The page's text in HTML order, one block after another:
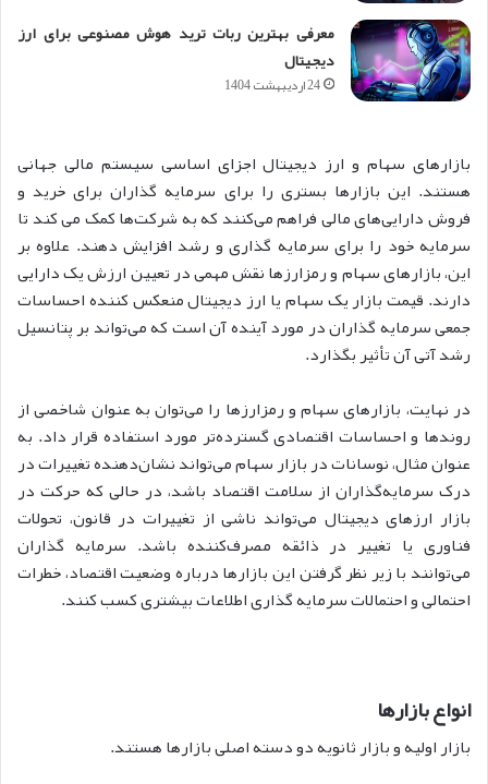
معرفی بهترین ربات ترید هوش مصنوعی برای ارز
دیجیتال
24 اردیبهشت 1404
بازارهای سهام و ارز دیجیتال اجزای اساسی سیستم مالی جهانی
هستند. این بازارها بستری را برای سرمایه گذاران برای خرید و
فروش دارایی‌های مالی فراهم می‌کنند که به شرکت‌ها کمک می کند تا
سرمایه خود را برای سرمایه گذاری و رشد افزایش دهند. علاوه بر
این، بازارهای سهام و رمزارزها نقش مهمی در تعیین ارزش یک دارایی
دارند. قیمت بازار یک سهام یا ارز دیجیتال منعکس کننده احساسات
جمعی سرمایه گذاران در مورد آینده آن است که می‌تواند بر پتانسیل
رشد آتی آن تأثیر بگذارد.
در نهایت، بازارهای سهام و رمزارزها را می‌توان به عنوان شاخصی از
روندها و احساسات اقتصادی گسترده‌تر مورد استفاده قرار داد. به
عنوان مثال، نوسانات در بازار سهام می‌تواند نشان‌دهنده تغییرات در
درک سرمایه‌گذاران از سلامت اقتصاد باشد، در حالی که حرکت در
بازار ارزهای دیجیتال می‌تواند ناشی از تغییرات در قانون، تحولات
فناوری یا تغییر در ذائقه مصرف‌کننده باشد. سرمایه گذاران
می‌توانند با زیر نظر گرفتن این بازارها درباره وضعیت اقتصاد، خطرات
احتمالی و احتمالات سرمایه گذاری اطلاعات بیشتری کسب کنند.
انواع بازارها
بازار اولیه و بازار ثانویه دو دسته اصلی بازارها هستند.